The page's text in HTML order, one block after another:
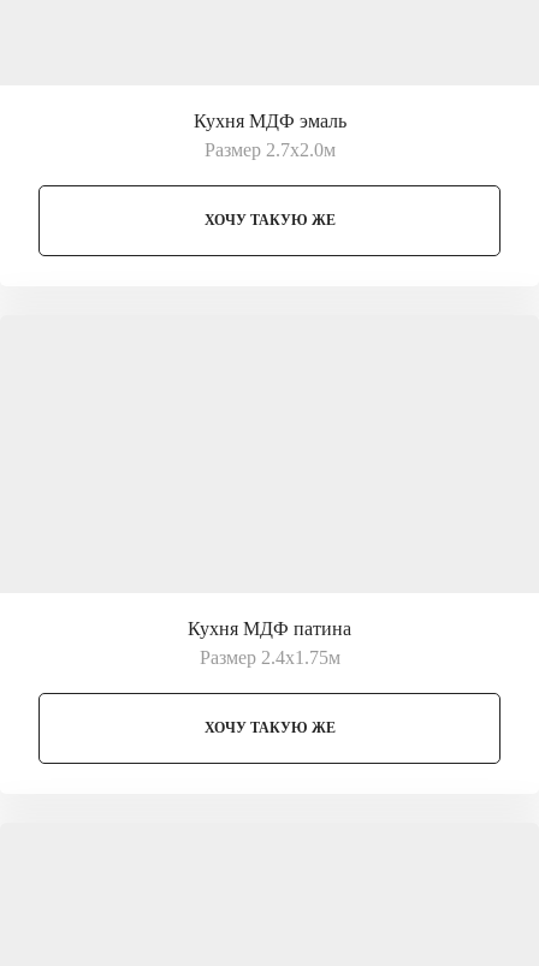
Кухня МДФ эмаль
Размер 2.7х2.0м
ХОЧУ ТАКУЮ ЖЕ
Кухня МДФ патина
Размер 2.4х1.75м
ХОЧУ ТАКУЮ ЖЕ